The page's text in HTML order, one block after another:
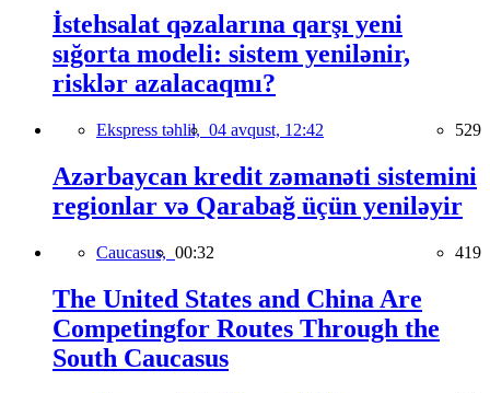
İstehsalat qəzalarına qarşı yeni
sığorta modeli: sistem yenilənir,
risklər azalacaqmı?
Ekspress təhlil, 04 avqust, 12:42 529
Azərbaycan kredit zəmanəti sistemini
regionlar və Qarabağ üçün yeniləyir
Caucasus, 00:32 419
The United States and China Are
Competingfor Routes Through the
South Caucasus